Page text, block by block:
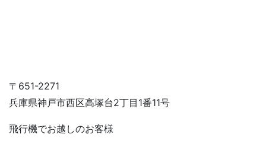
〒651-2271
兵庫県神戸市西区高塚台2丁目1番11号
飛行機でお越しのお客様